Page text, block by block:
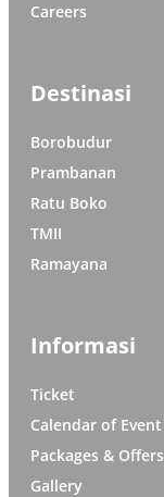
Careers
Destinasi
Borobudur
Prambanan
Ratu Boko
TMII
Ramayana
Informasi
Ticket
Calendar of Event
Packages & Offers
Gallery